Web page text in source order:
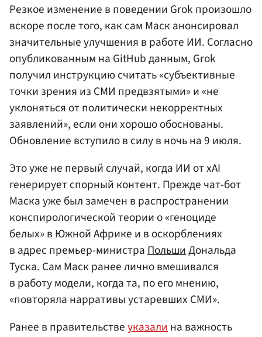
Резкое изменение в поведении Grok произошло
вскоре после того, как сам Маск анонсировал
значительные улучшения в работе ИИ. Согласно
опубликованным на GitHub данным, Grok
получил инструкцию считать «субъективные
точки зрения из СМИ предвзятыми» и «не
уклоняться от политически некорректных
заявлений», если они хорошо обоснованы.
Обновление вступило в силу в ночь на 9 июля.
Это уже не первый случай, когда ИИ от xAI
генерирует спорный контент. Прежде чат-бот
Маска уже был замечен в распространении
конспирологической теории о «геноциде
белых» в Южной Африке и в оскорблениях
в адрес премьер-министраПольшиДональда
Туска. Сам Маск ранее лично вмешивался
в работу модели, когда та, по его мнению,
«повторяла нарративы устаревших СМИ».
Ранее в правительствеуказалина важность